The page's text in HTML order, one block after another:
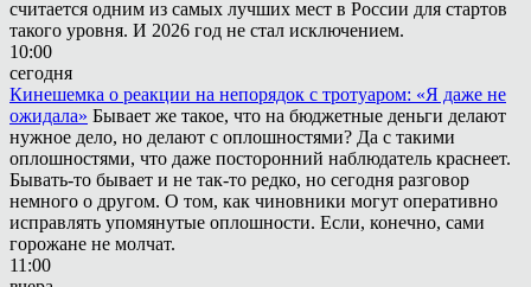
считается одним из самых лучших мест в России для стартов
такого уровня. И 2026 год не стал исключением.
10:00
сегодня
Кинешемка о реакции на непорядок с тротуаром: «Я даже не
ожидала» Бывает же такое, что на бюджетные деньги делают
нужное дело, но делают с оплошностями? Да с такими
оплошностями, что даже посторонний наблюдатель краснеет.
Бывать-то бывает и не так-то редко, но сегодня разговор
немного о другом. О том, как чиновники могут оперативно
исправлять упомянутые оплошности. Если, конечно, сами
горожане не молчат.
11:00